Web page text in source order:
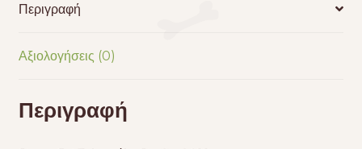
Περιγραφή
Αξιολογήσεις (0)
Περιγραφή